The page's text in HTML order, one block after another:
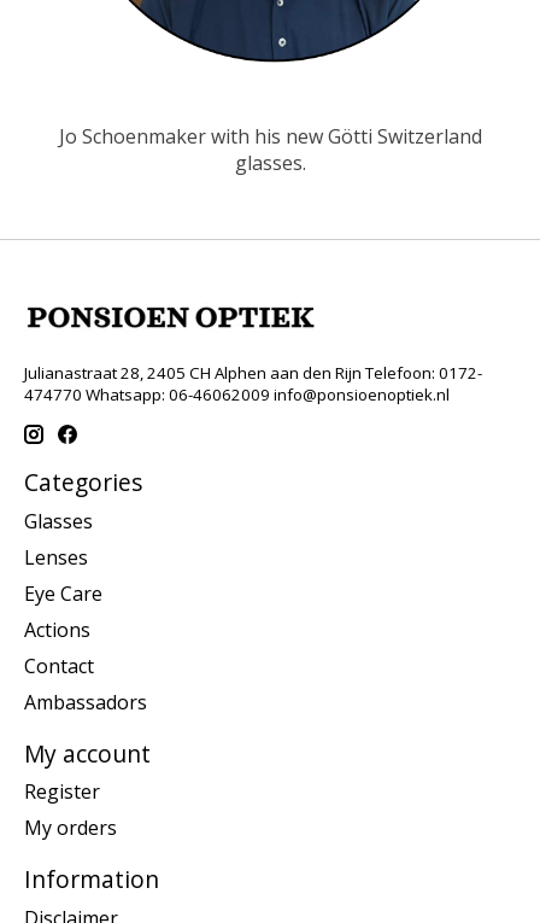
Jo Schoenmaker with his new Götti Switzerland
glasses.
Julianastraat 28, 2405 CH Alphen aan den Rijn Telefoon: 0172-
474770 Whatsapp: 06-46062009 info@ponsioenoptiek.nl
Categories
Glasses
Lenses
Eye Care
Actions
Contact
Ambassadors
My account
Register
My orders
Information